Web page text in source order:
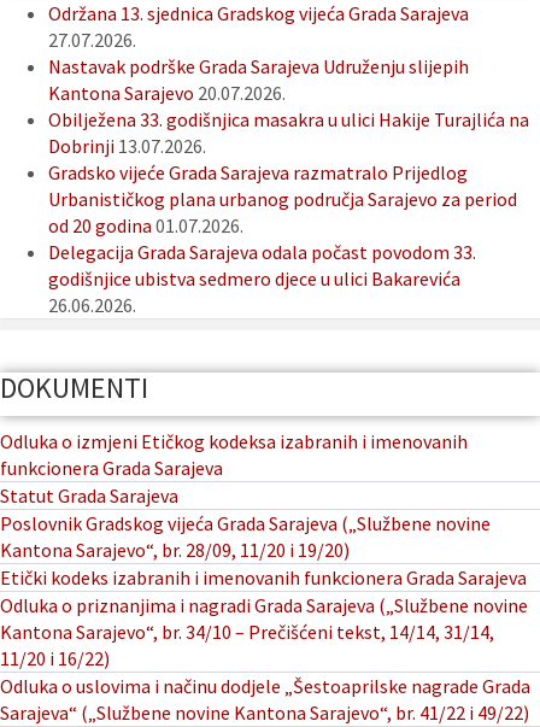
Održana 13. sjednica Gradskog vijeća Grada Sarajeva
27.07.2026.
Nastavak podrške Grada Sarajeva Udruženju slijepih
Kantona Sarajevo 20.07.2026.
Obilježena 33. godišnjica masakra u ulici Hakije Turajlića na
Dobrinji 13.07.2026.
Gradsko vijeće Grada Sarajeva razmatralo Prijedlog
Urbanističkog plana urbanog područja Sarajevo za period
od 20 godina 01.07.2026.
Delegacija Grada Sarajeva odala počast povodom 33.
godišnjice ubistva sedmero djece u ulici Bakarevića
26.06.2026.
DOKUMENTI
Odluka o izmjeni Etičkog kodeksa izabranih i imenovanih
funkcionera Grada Sarajeva
Statut Grada Sarajeva
Poslovnik Gradskog vijeća Grada Sarajeva („Službene novine
Kantona Sarajevo“, br. 28/09, 11/20 i 19/20)
Etički kodeks izabranih i imenovanih funkcionera Grada Sarajeva
Odluka o priznanjima i nagradi Grada Sarajeva („Službene novine
Kantona Sarajevo“, br. 34/10 – Prečišćeni tekst, 14/14, 31/14,
11/20 i 16/22)
Odluka o uslovima i načinu dodjele „Šestoaprilske nagrade Grada
Sarajeva“ („Službene novine Kantona Sarajevo“, br. 41/22 i 49/22)